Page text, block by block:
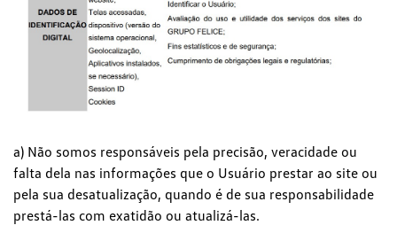
a) Não somos responsáveis pela precisão, veracidade ou
falta dela nas informações que o Usuário prestar ao site ou
pela sua desatualização, quando é de sua responsabilidade
prestá-las com exatidão ou atualizá-las.